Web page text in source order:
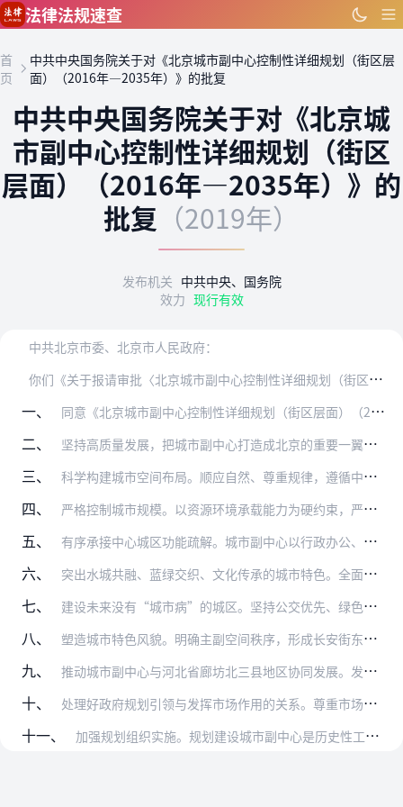
跳到主要内容
法律法规速查
首
页
中共中央国务院关于对《北京城市副中心控制性详细规划（街区层
面）（2016年—2035年）》的批复
中共中央国务院关于对《北京城
市副中心控制性详细规划（街区
层面）（2016年—2035年）》的
批复 （2019年）
发布机关 中共中央、国务院
效力 现行有效
中共北京市委、北京市人民政府：
你
们《关于报请审批〈北京城市副中心控制性详细规划（街区层面）（2016年—2035年）〉的请示》收悉。现批复如下：
一、
同意《北京城市副中心控制性详细规划（街区层面）（2016年—2035年）》（以下简称《城市副中心控规》）。《城市副中心控规》以习近平新时代中国特色社会主义思想为…
二、 坚持高质量发展，把城市副中心打造成北京的重要一翼。规划建设城市副中心，与河北雄安新区形成北京新的两翼，是以习近平同志为核心的党中央作出的重大决策部署，是千年大计…
三、 科学构建城市空间布局。顺应自然、尊重规律，遵循中华营城理念、北京建城传统、通州地域文脉，统筹城市副中心生产、生活、生态三大空间，构建蓝绿交织、清新明亮、水城共融…
四、 严格控制城市规模。以资源环境承载能力为硬约束，严格控制人口规模、用地规模、建筑规模。城市副中心规划范围155平方公里，加上拓展区覆盖通州全区约906平方公里。以…
五、 有序承接中心城区功能疏解。城市副中心以行政办公、商务服务、文化旅游为主导功能，形成配套完善的城市综合功能。通过市级党政机关和市属行政事业单位搬迁，带动中心城区包…
六、 突出水城共融、蓝绿交织、文化传承的城市特色。全面增加水绿空间总量，统筹考虑水资源、水生态、水安全、水景观要求，建立全流域水污染综合防治体系，构建上蓄、中疏、下排…
七、 建设未来没有“城市病”的城区。坚持公交优先、绿色出行，构建舒适便捷的小街区、密路网的道路体系，加强城市副中心与中心城区之间的公共交通体系建设，营造绿色交通环境。…
八、 塑造城市特色风貌。明确主副空间秩序，形成长安街东延长线规整有序、端正大气的畿辅门户形象，塑造京华风范、运河风韵、人文风采、时代风尚的城市风貌。加强城市设计、建筑…
九、 推动城市副中心与河北省廊坊北三县地区协同发展。发挥城市副中心对周边的辐射带动作用，实现通州区与河北省廊坊北三县地区统一规划、统一政策、统一标准、统一管控，促进协…
十、 处理好政府规划引领与发挥市场作用的关系。尊重市场规律和市民要求，积极转变政府职能，有立有破、有管有放，为市场主体和市民活动创造良好环境。发挥市场在资源配置中的决…
十一、 加强规划组织实施。规划建设城市副中心是历史性工程，要树牢“四个意识”，坚定“四个自信”，坚决做到“两个维护”，坚持一张蓝图干到底，保持历史耐心，一件一件事去做，…